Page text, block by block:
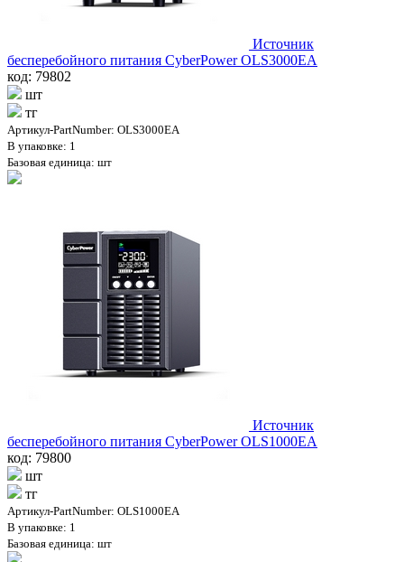
Источник
бесперебойного питания CyberPower OLS3000EA
код: 79802
шт
тг
Артикул-PartNumber: OLS3000EA
В упаковке: 1
Базовая единица: шт
Источник
бесперебойного питания CyberPower OLS1000EA
код: 79800
шт
тг
Артикул-PartNumber: OLS1000EA
В упаковке: 1
Базовая единица: шт